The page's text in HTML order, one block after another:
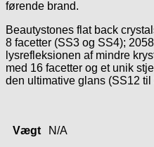
førende brand.
Beautystones flat back
8 facetter (SS3 og SS4);
lysrefleksionen af mindre
med 16 facetter og et unik
den ultimative glans (SS12 til
Vægt N/A